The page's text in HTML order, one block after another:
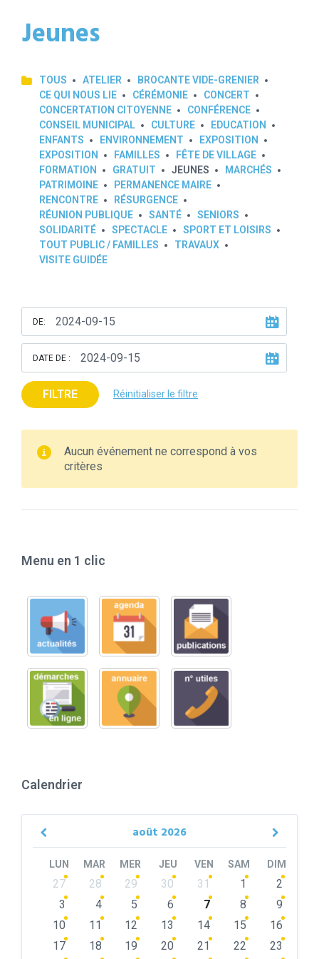
Jeunes
TOUS ATELIER
BROCANTE VIDE-GRENIER
CE QUI NOUS LIE
CÉRÉMONIE
CONCERT
CONCERTATION CITOYENNE
CONFÉRENCE
CONSEIL MUNICIPAL
CULTURE
EDUCATION
ENFANTS
ENVIRONNEMENT
EXPOSITION
EXPOSITION
FAMILLES
FÊTE DE VILLAGE
FORMATION
GRATUIT JEUNES
MARCHÉS
PATRIMOINE
PERMANENCE MAIRE
RENCONTRE
RÉSURGENCE
RÉUNION PUBLIQUE
SANTÉ
SENIORS
SOLIDARITÉ
SPECTACLE
SPORT ET LOISIRS
TOUT PUBLIC / FAMILLES
TRAVAUX
VISITE GUIDÉE
DE:
DATE DE :
FILTRE Réinitialiser le filtre
Aucun événement ne correspond à vos
critères
Menu en 1 clic
Calendrier
août 2026
Previous
LUN MAR MER JEU VEN SAM DIM
Skip
calendar
27 28 29 30 31 1
2
3
4 5 6 7 8
9
10
11 12 13 14 15
16
17
18 19 20 21 22
23